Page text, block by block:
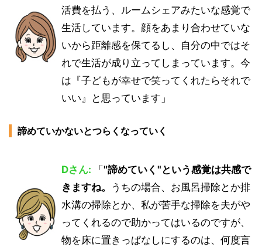
活費を払う、ルームシェアみたいな感覚で
生活しています。顔をあまり合わせていな
いから距離感を保てるし、自分の中ではそ
れで生活が成り立ってしまっています。今
は『子どもが幸せで笑ってくれたらそれで
いい』と思っています」
諦めていかないとつらくなっていく
Dさん: 「 "諦めていく"という感覚は共感で
きますね。
うちの場合、お風呂掃除とか排
水溝の掃除とか、私が苦手な掃除を夫がや
ってくれるので助かってはいるのですが、
物を床に置きっぱなしにするのは、何度言